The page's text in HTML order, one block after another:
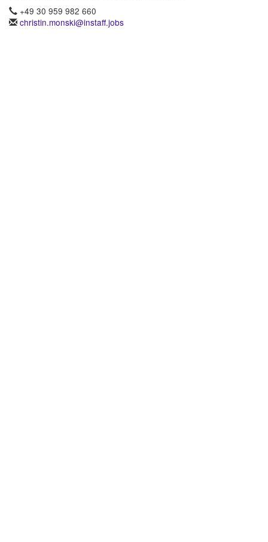
+49 30 959 982 660
christin.monski@instaff.jobs